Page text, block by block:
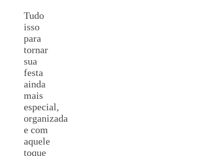
Tudo
isso
para
tornar
sua
festa
ainda
mais
especial,
organizada
e com
aquele
toque